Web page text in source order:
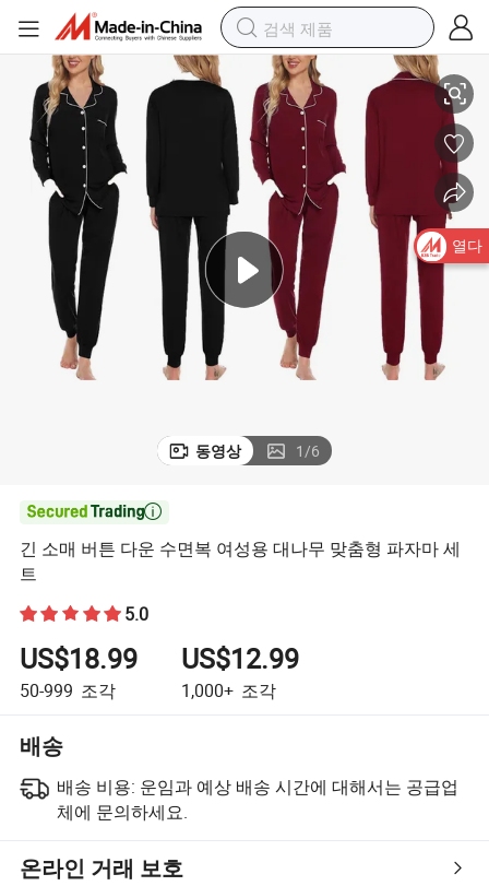
긴 소매 버튼 다운 수면복 여성용 대나무 맞춤형 파자마 세트
동영상 1/6

긴 소매 버튼 다운 수면복 여성용 대나무 맞춤형 파자마 세
트
5.0
US$18.99
50-999 조각
US$12.99
1,000+ 조각
배송
배송 비용: 운임과 예상 배송 시간에 대해서는 공급업
체에 문의하세요.
온라인 거래 보호
열다